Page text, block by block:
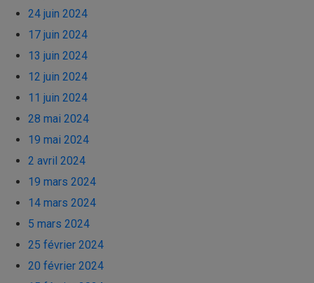
24 juin 2024
17 juin 2024
13 juin 2024
12 juin 2024
11 juin 2024
28 mai 2024
19 mai 2024
2 avril 2024
19 mars 2024
14 mars 2024
5 mars 2024
25 février 2024
20 février 2024